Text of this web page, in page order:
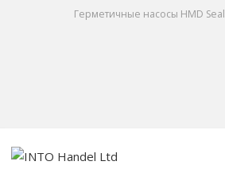
Герметичные насосы HMD